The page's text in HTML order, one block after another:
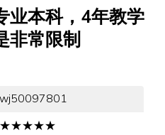
业本科，4年教学
非常限制
wj50097801
★★★★★